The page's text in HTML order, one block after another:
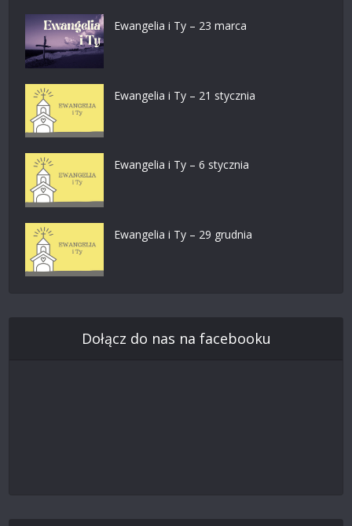
Ewangelia i Ty – 23 marca
Ewangelia i Ty – 21 stycznia
Ewangelia i Ty – 6 stycznia
Ewangelia i Ty – 29 grudnia
Dołącz do nas na facebooku